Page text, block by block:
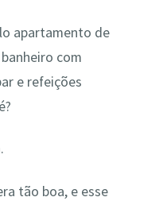
apartamento de
com
e refeições
tão boa, e esse